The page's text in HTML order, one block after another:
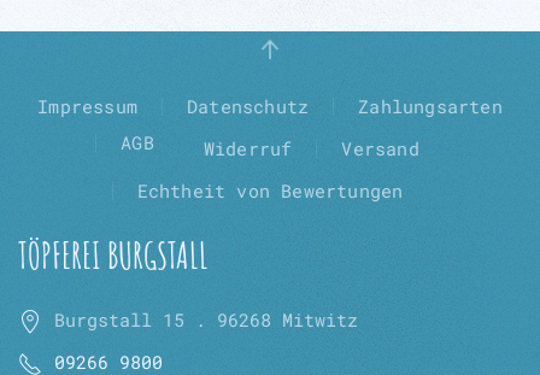
mehrere
Varianten
Optionen
können
der
Produktseite
werden
Impressum Datenschutz
Zahlungsarten
AGB
Widerruf
Versand
Echtheit von Bewertungen
TÖPFEREI BURGSTALL
Burgstall 15 . 96268 Mitwitz
09266 9800